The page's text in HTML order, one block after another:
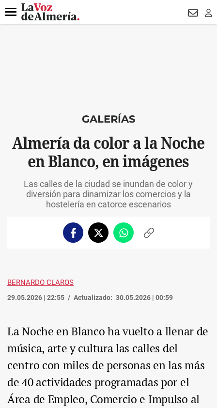
DESTACADO
Menú
GALERÍAS
Almería da color a la Noche
en Blanco, en imágenes
Las calles de la ciudad se inundan de color y
diversión para dinamizar los comercios y la
hostelería en catorce escenarios
FacebookTwitterWhatsappCopiar
BERNARDO CLAROS
29.05.2026 | 22:55 Actualizado: 30.05.2026 | 00:59
La Noche en Blanco ha vuelto a llenar de
música, arte y cultura las calles del
centro con miles de personas en las más
de 40 actividades programadas por el
Área de Empleo, Comercio e Impulso al